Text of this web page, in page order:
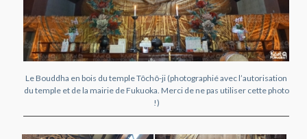
Le Bouddha en bois du temple Tôchô-ji (photographié avec l’autorisation
du temple et de la mairie de Fukuoka. Merci de ne pas utiliser cette photo
!)